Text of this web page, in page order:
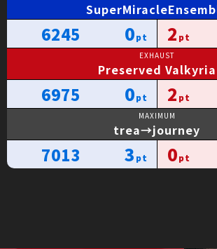
6245 0 2
Preserved Valkyria
6975 0 2
trea→journey
7013 3 0